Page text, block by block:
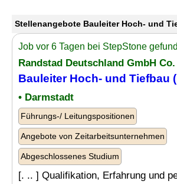
Stellenangebote Bauleiter Hoch- und
Job vor 6 Tagen bei StepStone
Randstad Deutschland GmbH
Bauleiter Hoch- und Tiefbau
• Darmstadt
Führungs-/ Leitungspositionen
Angebote von Zeitarbeitsunternehmen
Abgeschlossenes Studium
[. .. ] Qualifikation, Erfahrung und